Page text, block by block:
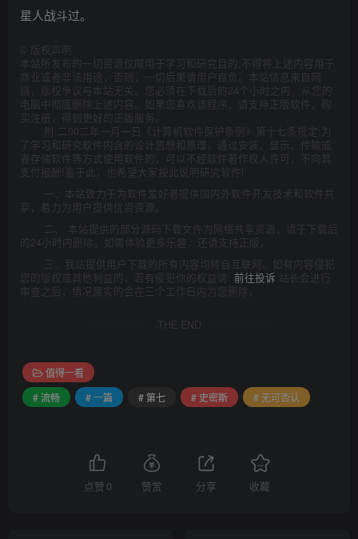
星人战斗过。
版权声明
本站所发布的一切资源仅限用于学习和研究目的;不得将上述内容用于
商业或者非法用途，否则，一切后果请用户自负。本站信息来自网
络，版权争议与本站无关。您必须在下载后的24个小时之内，从您的
电脑中彻底删除上述内容。如果您喜欢该程序，请支持正版软件，购
买注册，得到更好的正版服务。
附:二00二年一月一日《计算机软件保护条例》第十七条规定:为
了学习和研究软件内含的设计思想和原理，通过安装、显示、传输或
者存储软件等方式使用软件的，可以不经软件著作权人许可，不向其
支付报酬!鉴于此，也希望大家按此说明研究软件!
一、本站致力于为软件爱好者提供国内外软件开发技术和软件共
享，着力为用户提供优资资源。
二、 本站提供的部分源码下载文件为网络共享资源，请于下载后
的24小时内删除。如需体验更多乐趣，还请支持正版。
三、我站提供用户下载的所有内容均转自互联网。如有内容侵犯
您的版权或其他利益的，若有侵犯你的权益请: 前往投诉 站长会进行
审查之后，情况属实的会在三个工作日内为您删除。
THE END
值得一看
# 流畅
# 一篇 # 第七 # 史密斯 # 无可否认
点赞 0 赞赏 分享 收藏